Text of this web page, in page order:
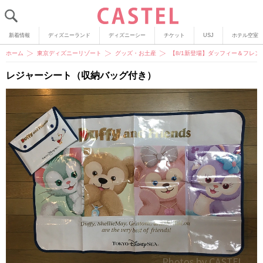
新着情報 ディズニーランド ディズニーシー チケット USJ ホテル空室
ホーム 東京ディズニーリゾート グッズ・お土産 【8/1新登場】ダッフィー＆フレ
レジャーシート（収納バッグ付き）